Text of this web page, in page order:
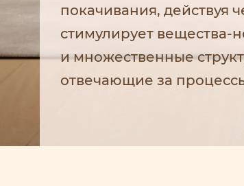
покачивания, действуя
стимулирует вещества-
и множественные
отвечающие за